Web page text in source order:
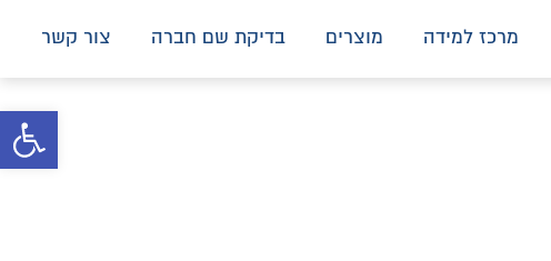
פתח
מרכז למידה מוצרים בדיקת שם חברה צור קשר